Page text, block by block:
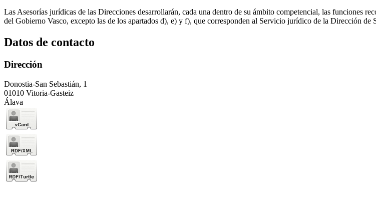
Las Asesorías jurídicas de las Direcciones desarrollarán, cada una dentro de su ámbito competencial, las funciones
del Gobierno Vasco, excepto las de los apartados d), e) y f), que corresponden al Servicio jurídico de la Dirección de
Datos de contacto
Dirección
Donostia-San Sebastián, 1
01010 Vitoria-Gasteiz
Álava